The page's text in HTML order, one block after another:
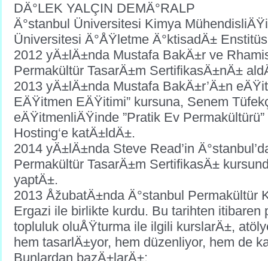
DÄ°LEK YALÇIN DEMÄ°RALP
Ä°stanbul Üniversitesi Kimya
Üniversitesi Ä°ÅŸletme Ä°ktisadÄ±
2012 yÄ±lÄ±nda Mustafa BakÄ±r ve
Permakültür TasarÄ±m SertifikasÄ±nÄ±
2013 yÄ±lÄ±nda Mustafa BakÄ±r’Ä±n
EÄŸitmen EÄŸitimi” kursuna, Senem
eÄŸitmenliÄŸinde ”Pratik Ev
Hosting‘e katÄ±ldÄ±.
2014 yÄ±lÄ±nda Steve Read’in
Permakültür TasarÄ±m SertifikasÄ±
yaptÄ±.
2013 ÅžubatÄ±nda Ä°stanbul Permakültür
Ergazi ile birlikte kurdu. Bu tarihten itibaren
topluluk oluÅŸturma ile ilgili kurslarÄ±,
hem tasarlÄ±yor, hem düzenliyor, hem de
Bunlardan bazÄ±larÄ±: